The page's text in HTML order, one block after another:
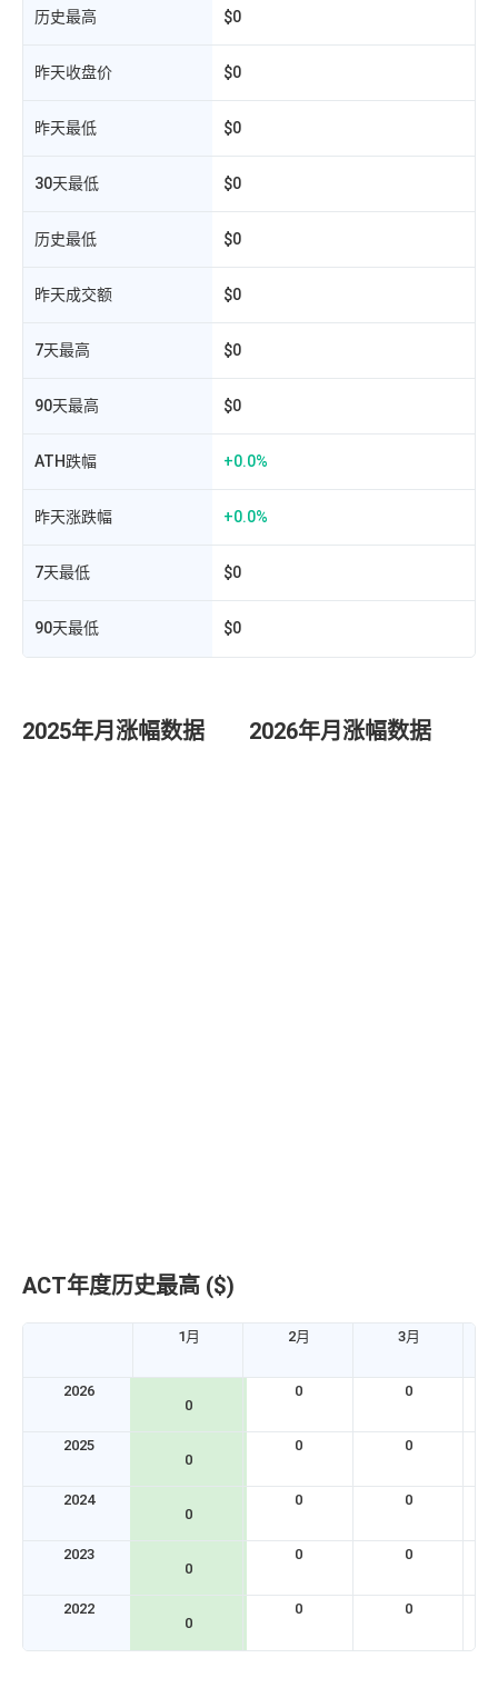
历史最高 $0
昨天收盘价 $0
昨天最低 $0
30天最低 $0
历史最低 $0
昨天成交额 $0
7天最高 $0
90天最高 $0
ATH跌幅 +0.0%
昨天涨跌幅 +0.0%
7天最低 $0
90天最低 $0
2025年月涨幅数据 2026年月涨幅数据
ACT年度历史最高 ($)
1月 2月 3月
2026
0
0 0
2025
0
0 0
2024
0
0 0
2023
0
0 0
2022
0
0 0